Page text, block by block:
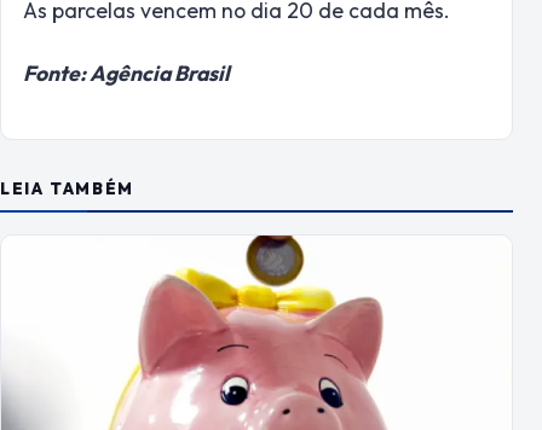
As parcelas vencem no dia 20 de cada mês.
Fonte: Agência Brasil
LEIA TAMBÉM